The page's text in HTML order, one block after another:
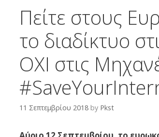
Πείτε στους
το διαδίκτυο
ΟΧΙ στις
11 Σεπτεμβρίου 2018 by Pkst